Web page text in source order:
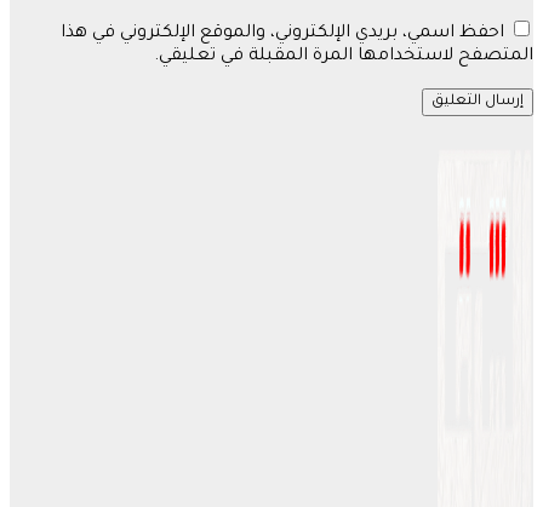
احفظ اسمي، بريدي الإلكتروني، والموقع الإلكتروني في هذا
المتصفح لاستخدامها المرة المقبلة في تعليقي.